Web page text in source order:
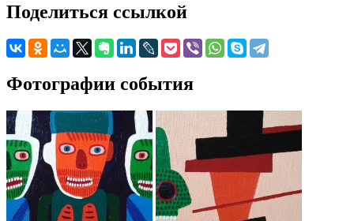
Поделиться ссылкой
Фотографии события